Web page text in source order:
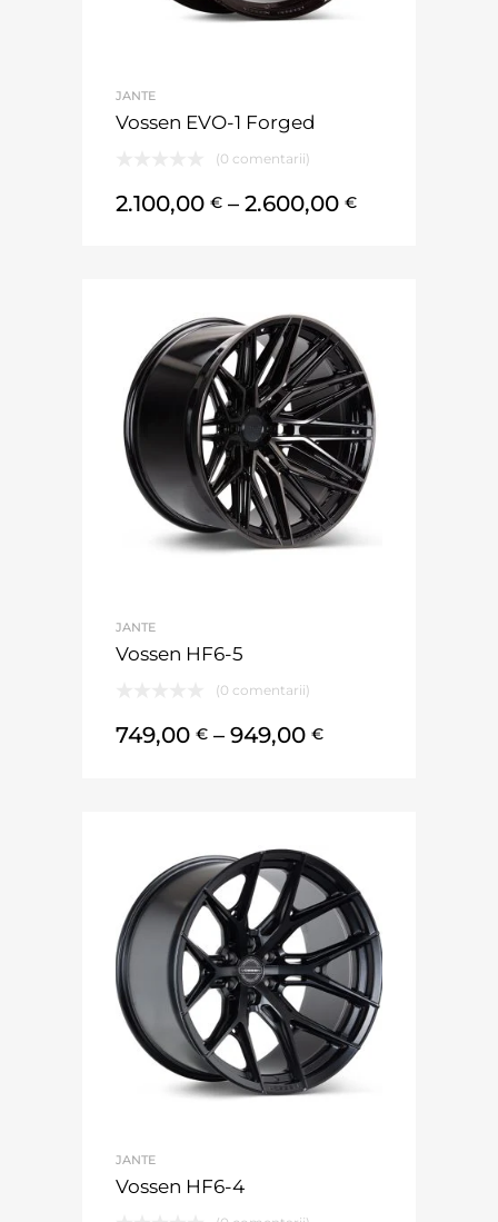
JANTE
Vossen EVO-1 Forged
(0 comentarii)
2.100,00 € – 2.600,00 €
JANTE
Vossen HF6-5
(0 comentarii)
749,00 € – 949,00 €
JANTE
Vossen HF6-4